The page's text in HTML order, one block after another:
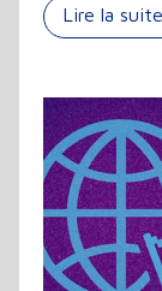
Lire la